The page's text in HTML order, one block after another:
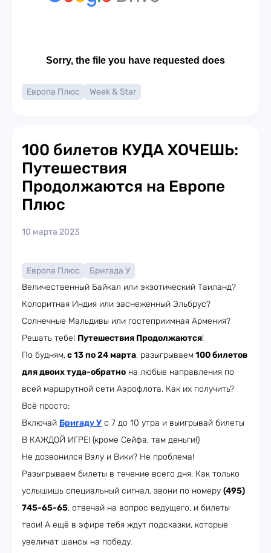
Европа Плюс Week & Star
100 билетов КУДА ХОЧЕШЬ:
Путешествия
Продолжаются на Европе
Плюс
10 марта 2023
Европа Плюс
Бригада У
Величественный Байкал или экзотический Таиланд?
Колоритная Индия или заснеженный Эльбрус?
Солнечные Мальдивы или гостеприимная Армения?
Решать тебе! Путешествия Продолжаются!
По будням,с 13 по 24 марта, разыгрываем100 билетов
для двоих туда-обратно на любые направления по
всей маршрутной сети Аэрофлота. Как их получить?
Всё просто:
Включай Бригаду У с 7 до 10 утра и выигрывай билеты
В КАЖДОЙ ИГРЕ! (кроме Сейфа, там деньги!)
Не дозвонился Вэлу и Вики? Не проблема!
Разыгрываем билеты в течение всего дня. Как только
услышишь специальный сигнал, звони по номеру (495)
745-65-65, отвечай на вопрос ведущего, и билеты
твои! А ещё в эфире тебя ждут подсказки, которые
увеличат шансы на победу.